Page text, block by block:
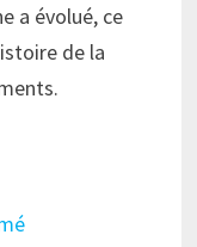
a évolué, ce
de la